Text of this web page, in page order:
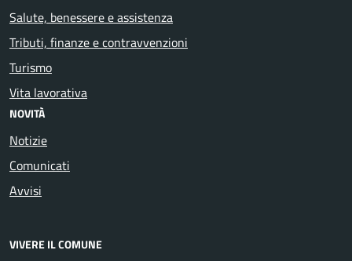
Salute, benessere e assistenza
Tributi, finanze e contravvenzioni
Turismo
Vita lavorativa
NOVITÀ
Notizie
Comunicati
Avvisi
VIVERE IL COMUNE